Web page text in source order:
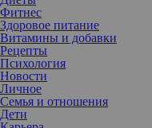
Фитнес
Здоровое питание
Витамины и добавки
Рецепты
Психология
Новости
Личное
Семья и отношения
Дети